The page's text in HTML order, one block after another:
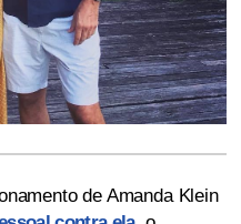
de Amanda Klein